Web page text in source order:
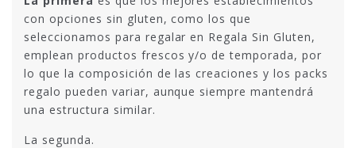
con opciones sin gluten, como los que
seleccionamos para regalar en Regala Sin Gluten,
emplean productos frescos y/o de temporada, por
lo que la composición de las creaciones y los packs
regalo pueden variar, aunque siempre mantendrá
una estructura similar.
La segunda.